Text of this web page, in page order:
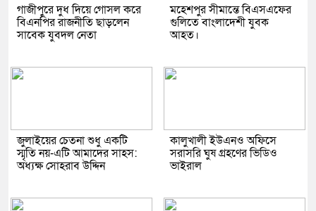
গাজীপুরে দুধ দিয়ে গোসল করে
বিএনপির রাজনীতি ছাড়লেন
সাবেক যুবদল নেতা
মহেশপুর সীমান্তে বিএসএফের
গুলিতে বাংলাদেশী যুবক
আহত।
জুলাইয়ের চেতনা শুধু একটি
স্মৃতি নয়-এটি আমাদের সাহস:
অধ্যক্ষ সোহরাব উদ্দিন
কালুখালী ইউএনও অফিসে
সরাসরি ঘুষ গ্রহণের ভিডিও
ভাইরাল